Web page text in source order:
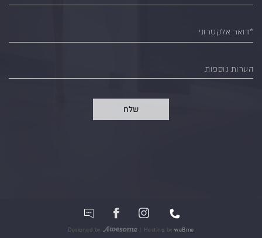
*דואר אלקטרוני
הערות נוספות
שלח
Designed by | Hosting byweBme